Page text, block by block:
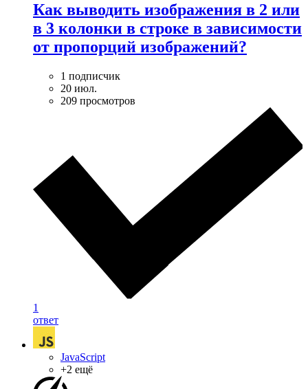
Как выводить изображения в 2 или
в 3 колонки в строке в зависимости
от пропорций изображений?
1 подписчик
20 июл.
209 просмотров
1
ответ
JavaScript
+2 ещё